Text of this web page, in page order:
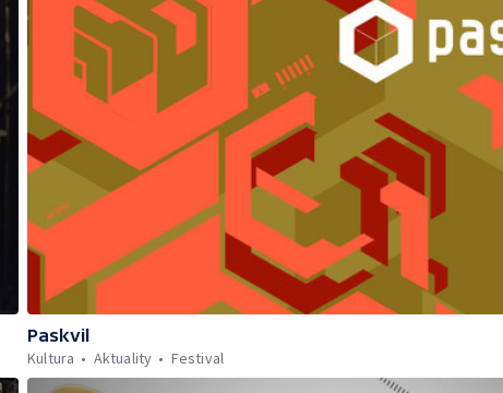
Paskvil
Kultura
Aktuality Festival